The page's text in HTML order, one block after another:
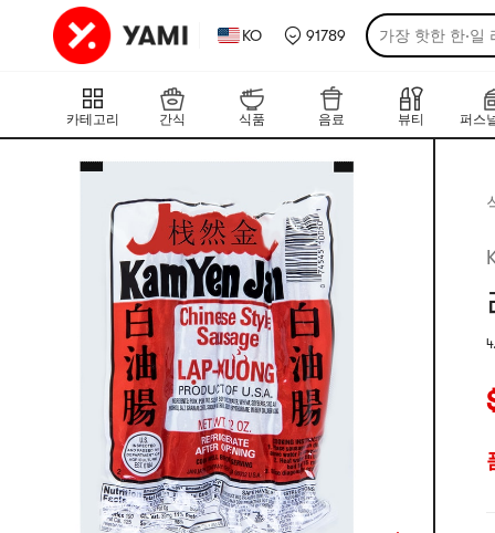
KO 91789 가장 핫한 한·일
카테고리 간식 식품 음료 뷰티 퍼스